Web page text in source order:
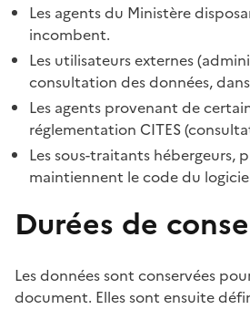
Les agents du Ministère
incombent.
Les utilisateurs externes
consultation des données,
Les agents provenant de
réglementation CITES
Les sous-traitants hébergeurs,
maintiennent le code du
Durées de
Les données sont conservées
document. Elles sont ensuite